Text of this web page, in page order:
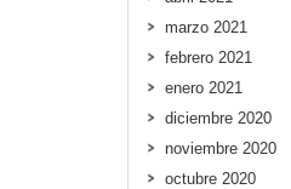
marzo 2021
febrero 2021
enero 2021
diciembre 2020
noviembre 2020
octubre 2020